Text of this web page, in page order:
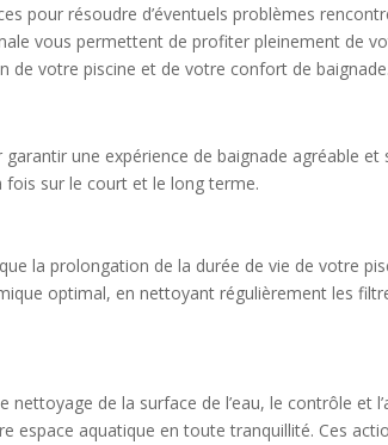
pour résoudre d’éventuels problèmes
vous permettent de profiter pleinement de
de votre piscine et de votre confort de baignade.
une expérience de baignade agréable et
sur le court et le long terme.
la prolongation de la durée de vie de votre
optimal, en nettoyant régulièrement les
de la surface de l’eau, le contrôle et
espace aquatique en toute tranquillité. Ces